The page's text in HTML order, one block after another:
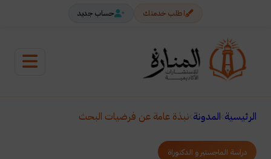
اطلب خدمتك حساب جديد
الرئيسية المدونة نبذة عامة عن فرضيات البحث
دراسة الماجستير و الدكتوراة